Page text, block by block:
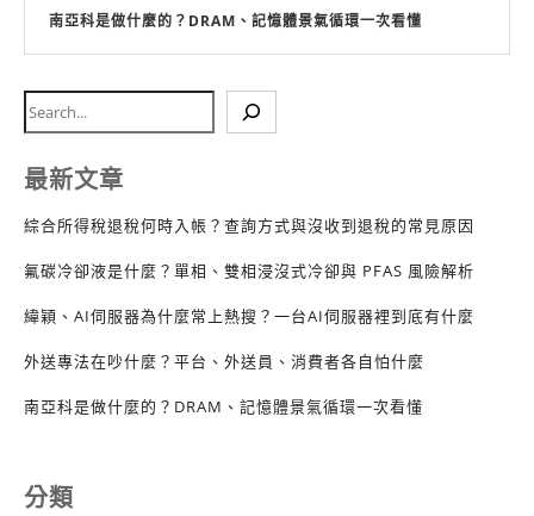
南亞科是做什麼的？DRAM、記憶體景氣循環一次看懂
最新文章
綜合所得稅退稅何時入帳？查詢方式與沒收到退稅的常見原因
氟碳冷卻液是什麼？單相、雙相浸沒式冷卻與 PFAS 風險解析
緯穎、AI伺服器為什麼常上熱搜？一台AI伺服器裡到底有什麼
外送專法在吵什麼？平台、外送員、消費者各自怕什麼
南亞科是做什麼的？DRAM、記憶體景氣循環一次看懂
分類